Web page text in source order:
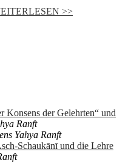
>>
Konsens der Gelehrten“ und
Ranft
Yahya Ranft
Schaukānī und die Lehre